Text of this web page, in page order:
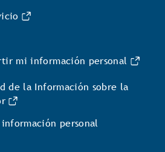
mi información personal
de la Información sobre la
personal